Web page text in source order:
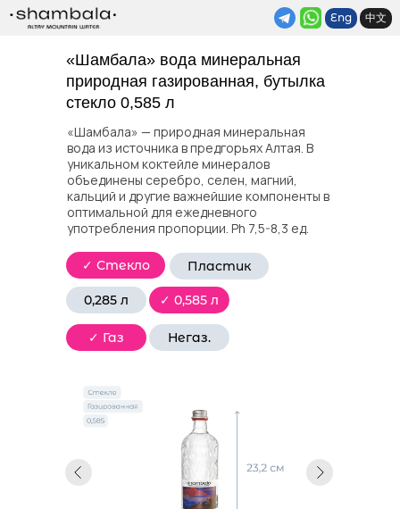
Eng 中文
✓ 0,585 л
0,285 л
Негаз.
✓ Газ
✓ Стекло Пластик
«Шамбала» — природная минеральная
вода из источника в предгорьях Алтая. В
уникальном коктейле минералов
объединены серебро, селен, магний,
кальций и другие важнейшие компоненты в
оптимальной для ежедневного
употребления пропорции. Ph 7,5-8,3 ед.
«Шамбала» вода минеральная
природная газированная, бутылка
стекло 0,585 л